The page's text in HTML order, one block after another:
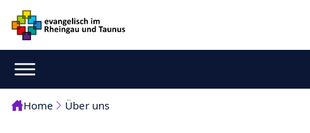
Home Über uns